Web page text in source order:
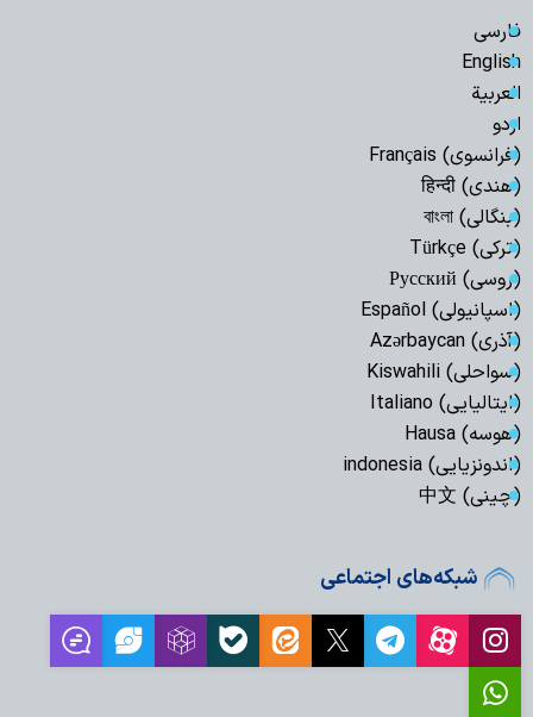
فارسی
English
العربیة
اردو
(فرانسوی) Français
(هندی) हिन्दी
(بنگالی) বাংলা
(ترکی) Türkçe
(روسی) Русский
(اسپانیولی) Español
(آذری) Azərbaycan
(سواحلی) Kiswahili
(ایتالیایی) Italiano
(هوسه) Hausa
(اندونزیایی) indonesia
(چینی) 中文
شبکه‌های اجتماعی